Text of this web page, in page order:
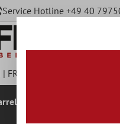
Service Hotline +49 40
| FR
Mural